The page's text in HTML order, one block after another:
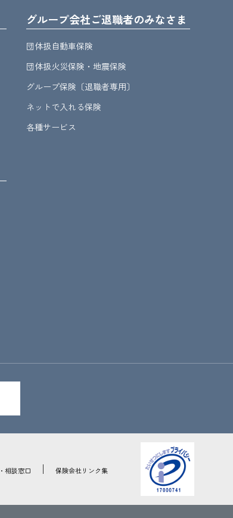
グループ会社ご退職者のみなさま
団体扱自動車保険
団体扱火災保険・地震保険
グループ保険〔退職者専用〕
ネットで入れる保険
各種サービス
相談窓口 保険会社リンク集